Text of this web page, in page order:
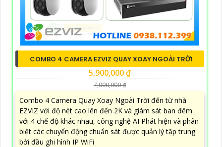
COMBO 4 CAMERA EZVIZ QUAY XOAY NGOÀI TRỜI
5,900,000 ₫
7,000,000 ₫
Combo 4 Camera Quay Xoay Ngoài Trời đến từ nhà
EZVIZ với độ nét cao lên đến 2K và giám sát ban đêm
với 4 chế độ khác nhau, công nghệ AI Phát hiện và phân
biệt các chuyển động chuẩn sát được quản lý tập trung
bởi đầu ghi hình IP WiFi